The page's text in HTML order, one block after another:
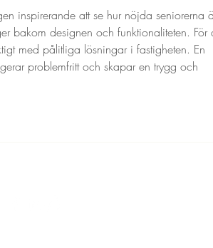
inspirerande att se hur nöjda seniorerna
bakom designen och funktionaliteten. För
med pålitliga lösningar i fastigheten. En
problemfritt och skapar en trygg och